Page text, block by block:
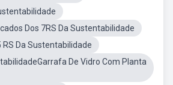
Dos 7RS Da Sustentabilidade
RS Da Sustentabilidade
De Vidro Com Planta